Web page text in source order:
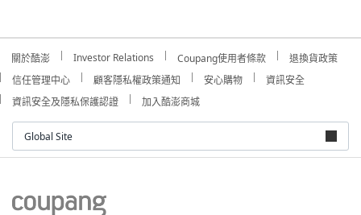
關於酷澎 Investor Relations Coupang使用者條款
退換貨政策
信任管理中心
顧客隱私權政策通知 安心購物
資訊安全
資訊安全及隱私保護認證
加入酷澎商城
Global Site